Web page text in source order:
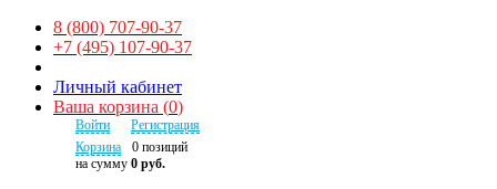
8 (800) 707-90-37
+7 (495) 107-90-37
Личный кабинет
Ваша корзина (0)
Войти
Регистрация
Корзина
0 позиций
на сумму 0 руб.